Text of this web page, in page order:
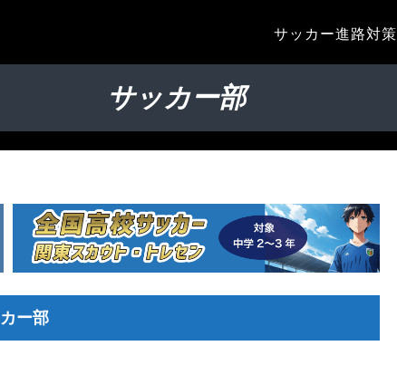
サッカー進路対策
サッカー部
ー部